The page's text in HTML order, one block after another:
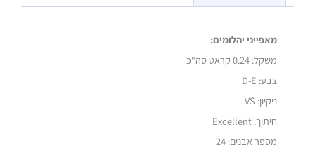
מאפייני יהלומים:
משקל: 0.24 קראט סה"כ
צבע: D-E
ניקיון: VS
חיתוך: Excellent
מספר אבנים: 24